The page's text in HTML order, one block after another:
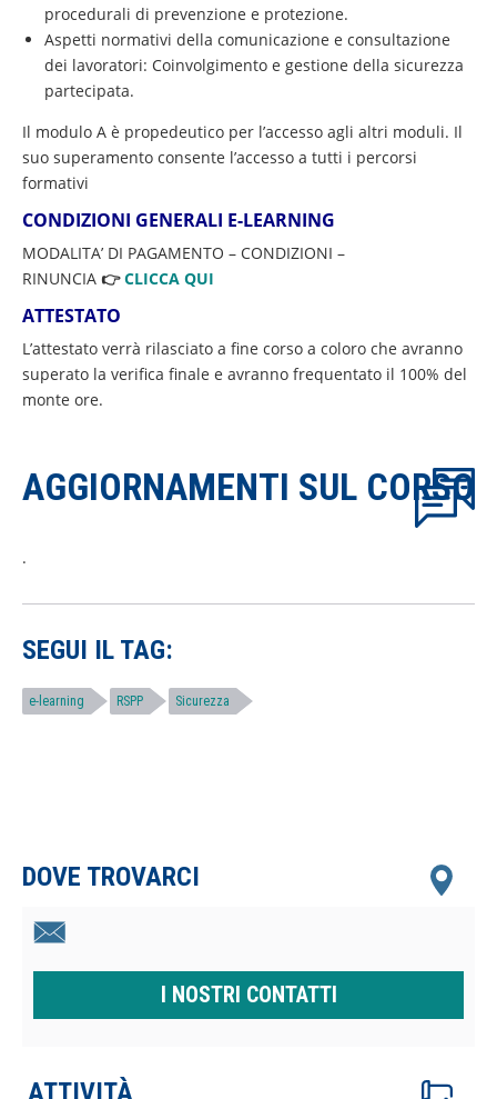
procedurali di prevenzione e protezione.
Aspetti normativi della comunicazione e consultazione
dei lavoratori: Coinvolgimento e gestione della sicurezza
partecipata.
Il modulo A è propedeutico per l’accesso agli altri moduli. Il
suo superamento consente l’accesso a tutti i percorsi
formativi
CONDIZIONI GENERALI E-LEARNING
MODALITA’ DI PAGAMENTO – CONDIZIONI –
RINUNCIA 👉CLICCA QUI
ATTESTATO
L’attestato verrà rilasciato a fine corso a coloro che avranno
superato la verifica finale e avranno frequentato il 100% del
monte ore.
AGGIORNAMENTI SUL CORSO
.
SEGUI IL TAG:
e-learning RSPP Sicurezza
DOVE TROVARCI
I NOSTRI CONTATTI
ATTIVITÀ